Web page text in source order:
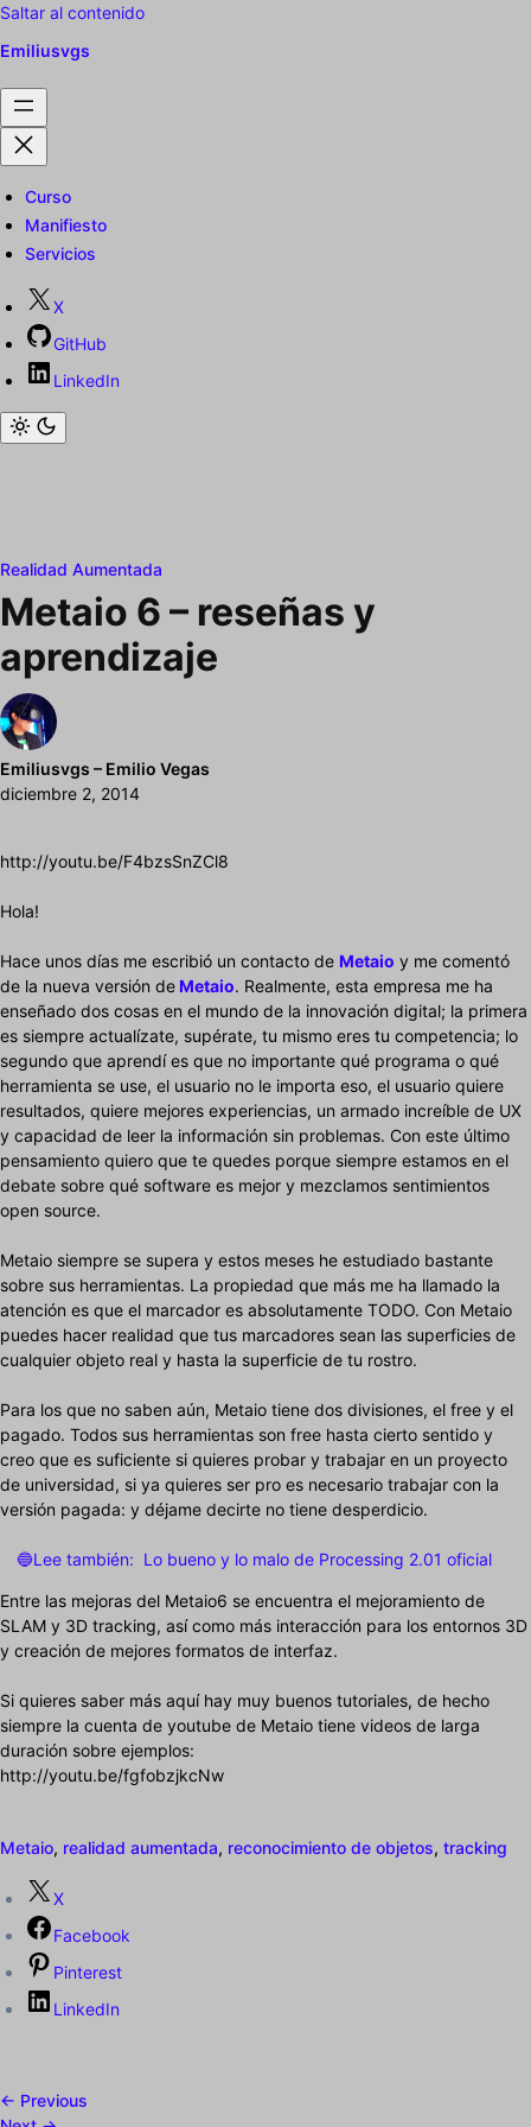
Saltar al contenido
Emiliusvgs
Curso
Manifiesto
Servicios
X
GitHub
LinkedIn
Realidad Aumentada
Metaio 6 – reseñas y
aprendizaje
Emiliusvgs – Emilio Vegas
diciembre 2, 2014
http://youtu.be/F4bzsSnZCl8
Hola!
Hace unos días me escribió un contacto de Metaio y me comentó
de la nueva versión deMetaio. Realmente, esta empresa me ha
enseñado dos cosas en el mundo de la innovación digital; la primera
es siempre actualízate, supérate, tu mismo eres tu competencia; lo
segundo que aprendí es que no importante qué programa o qué
herramienta se use, el usuario no le importa eso, el usuario quiere
resultados, quiere mejores experiencias, un armado increíble de UX
y capacidad de leer la información sin problemas. Con este último
pensamiento quiero que te quedes porque siempre estamos en el
debate sobre qué software es mejor y mezclamos sentimientos
open source.
Metaio siempre se supera y estos meses he estudiado bastante
sobre sus herramientas. La propiedad que más me ha llamado la
atención es que el marcador es absolutamente TODO. Con Metaio
puedes hacer realidad que tus marcadores sean las superficies de
cualquier objeto real y hasta la superficie de tu rostro.
Para los que no saben aún, Metaio tiene dos divisiones, el free y el
pagado. Todos sus herramientas son free hasta cierto sentido y
creo que es suficiente si quieres probar y trabajar en un proyecto
de universidad, si ya quieres ser pro es necesario trabajar con la
versión pagada: y déjame decirte no tiene desperdicio.
🔵Lee también: Lo bueno y lo malo de Processing 2.01 oficial
Entre las mejoras del Metaio6 se encuentra el mejoramiento de
SLAM y 3D tracking, así como más interacción para los entornos 3D
y creación de mejores formatos de interfaz.
Si quieres saber más aquí hay muy buenos tutoriales, de hecho
siempre la cuenta de youtube de Metaio tiene videos de larga
duración sobre ejemplos:
http://youtu.be/fgfobzjkcNw
Metaio, realidad aumentada, reconocimiento de objetos, tracking
X
Facebook
Pinterest
LinkedIn
← Previous